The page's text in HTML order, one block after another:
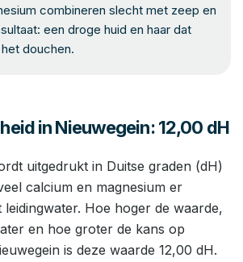
combineren slecht met zeep en
een droge huid en haar dat
douchen.
in Nieuwegein: 12,00 dH
uitgedrukt in Duitse graden (dH)
calcium en magnesium er
Hoe hoger de waarde,
en hoe groter de kans op
is deze waarde 12,00 dH.